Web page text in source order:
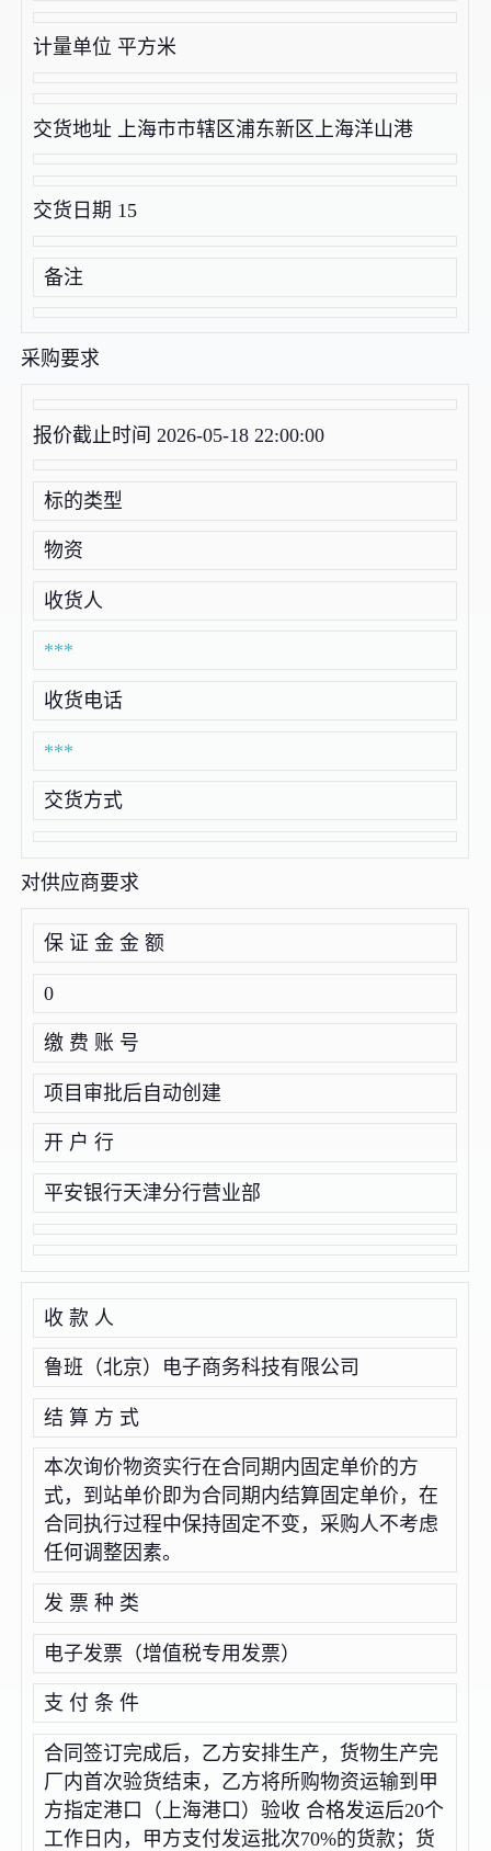
计量单位 平方米
交货地址 上海市市辖区浦东新区上海洋山港
交货日期 15
备注
采购要求
报价截止时间 2026-05-18 22:00:00
标的类型
物资
收货人
***
收货电话
***
交货方式
对供应商要求
保 证 金 金 额
0
缴 费 账 号
项目审批后自动创建
开 户 行
平安银行天津分行营业部
收 款 人
鲁班（北京）电子商务科技有限公司
结 算 方 式
本次询价物资实行在合同期内固定单价的方
式，到站单价即为合同期内结算固定单价，在
合同执行过程中保持固定不变，采购人不考虑
任何调整因素。
发 票 种 类
电子发票（增值税专用发票）
支 付 条 件
合同签订完成后，乙方安排生产，货物生产完
厂内首次验货结束，乙方将所购物资运输到甲
方指定港口（上海港口）验收 合格发运后20个
工作日内，甲方支付发运批次70%的货款；货